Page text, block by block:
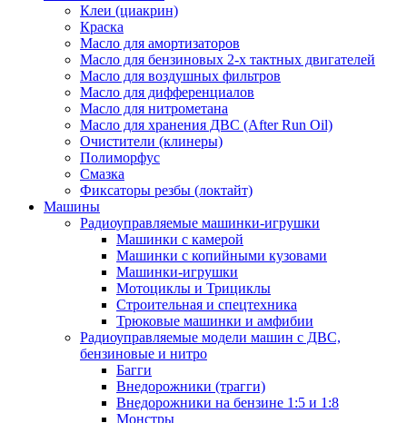
Клеи (циакрин)
Краска
Масло для амортизаторов
Масло для бензиновых 2-х тактных двигателей
Масло для воздушных фильтров
Масло для дифференциалов
Масло для нитрометана
Масло для хранения ДВС (After Run Oil)
Очистители (клинеры)
Полиморфус
Смазка
Фиксаторы резбы (локтайт)
Машины
Радиоуправляемые машинки-игрушки
Машинки с камерой
Машинки с копийными кузовами
Машинки-игрушки
Мотоциклы и Трициклы
Строительная и спецтехника
Трюковые машинки и амфибии
Радиоуправляемые модели машин с ДВС,
бензиновые и нитро
Багги
Внедорожники (трагги)
Внедорожники на бензине 1:5 и 1:8
Монстры